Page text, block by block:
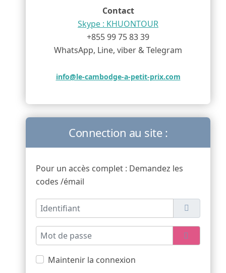
Contact
Skype : KHUONTOUR
+855 99 75 83 39
WhatsApp, Line, viber & Telegram
info@le-cambodge-a-petit-prix.com
Connection au site :
Pour un accès complet : Demandez les
codes /émail
Identifiant
Mot de passe
Afficher
Maintenir la connexion